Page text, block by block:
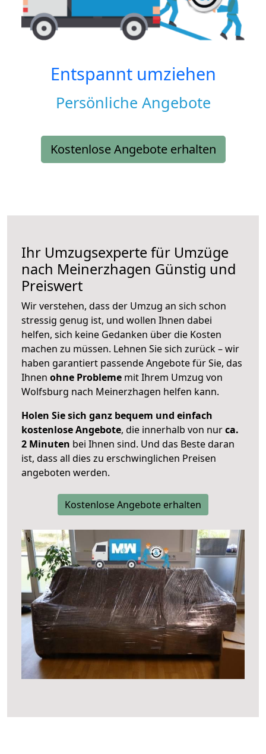
Entspannt umziehen
Persönliche Angebote
Kostenlose Angebote erhalten
Ihr Umzugsexperte für Umzüge
nach Meinerzhagen Günstig und
Preiswert
Wir verstehen, dass der Umzug an sich schon
stressig genug ist, und wollen Ihnen dabei
helfen, sich keine Gedanken über die Kosten
machen zu müssen. Lehnen Sie sich zurück – wir
haben garantiert passende Angebote für Sie, das
Ihnen ohne Probleme mit Ihrem Umzug von
Wolfsburg nach Meinerzhagen helfen kann.
Holen Sie sich ganz bequem und einfach
kostenlose Angebote, die innerhalb von nurca.
2 Minuten bei Ihnen sind. Und das Beste daran
ist, dass all dies zu erschwinglichen Preisen
angeboten werden.
Kostenlose Angebote erhalten